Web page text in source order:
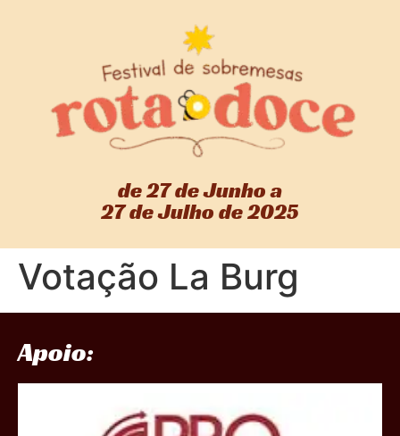
de 27 de Junho a
27 de Julho de 2025
Votação La Burg
Apoio: